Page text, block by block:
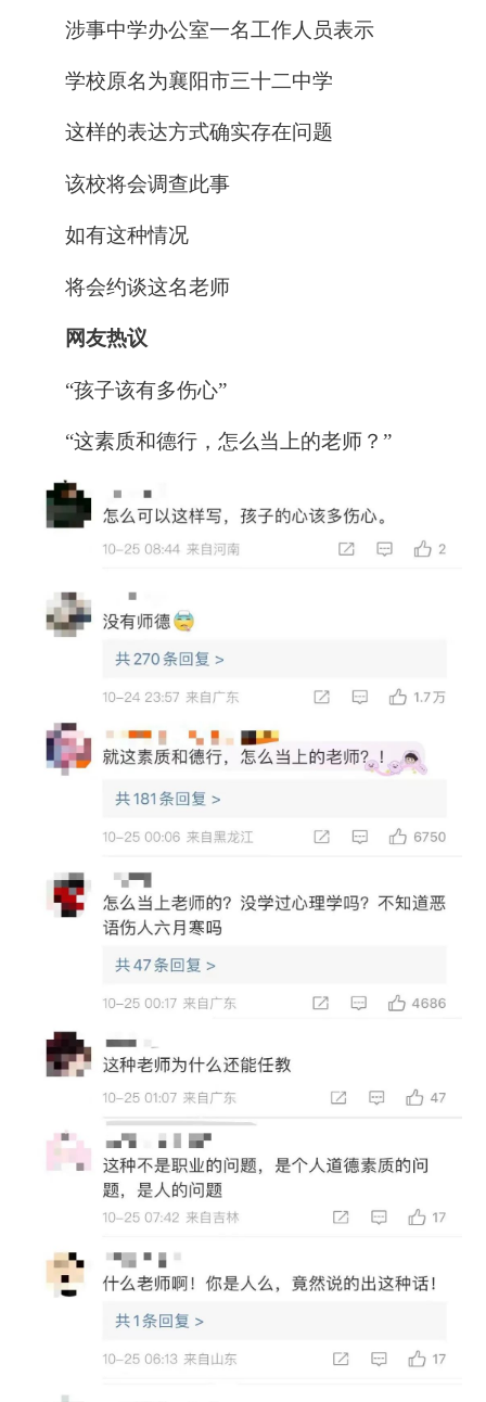
涉事中学办公室一名工作人员表示
学校原名为襄阳市三十二中学
这样的表达方式确实存在问题
该校将会调查此事
如有这种情况
将会约谈这名老师
网友热议
“孩子该有多伤心”
“这素质和德行，怎么当上的老师？”